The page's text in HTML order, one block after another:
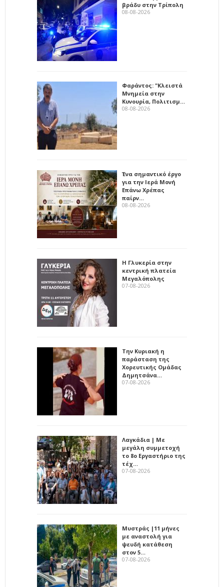
βράδυ στην Τρίπολη
08-08-2026
Φαράντος: "Κλειστά
Μνημεία στην
Κυνουρία, Πολιτισμ…
08-08-2026
Ένα σημαντικό έργο
για την Ιερά Μονή
Επάνω Χρέπας
παίρν…
08-08-2026
Η Γλυκερία στην
κεντρική πλατεία
Μεγαλόπολης
07-08-2026
Την Κυριακή η
παράσταση της
Χορευτικής Ομάδας
Δημητσάνα…
07-08-2026
Λαγκάδια | Με
μεγάλη συμμετοχή
το 8ο Εργαστήριο της
τέχ…
07-08-2026
Μυστράς |11 μήνες
με αναστολή για
ψευδή κατάθεση
στον 5…
07-08-2026